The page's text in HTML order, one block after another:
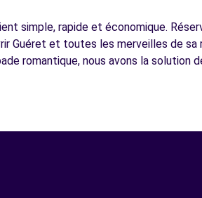
simple, rapide et économique.
Guéret et toutes les merveilles de sa
romantique, nous avons la solution